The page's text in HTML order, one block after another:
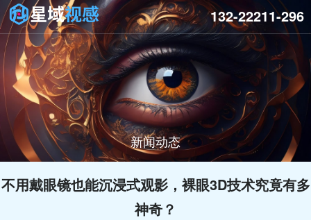
新闻动态
132-22211-296
不用戴眼镜也能沉浸式观影，裸眼3D技术究竟有多
神奇？